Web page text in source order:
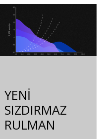
YENİ
SIZDIRMAZ
RULMAN